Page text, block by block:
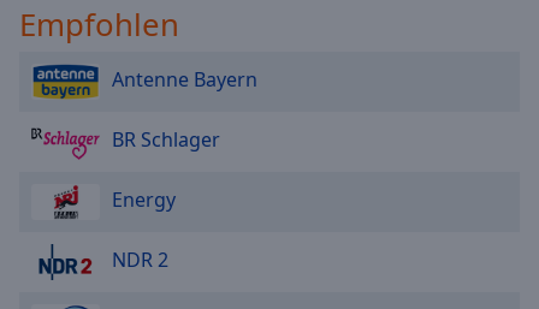
Empfohlen
Antenne Bayern
BR Schlager
Energy
NDR 2